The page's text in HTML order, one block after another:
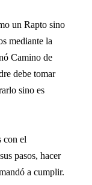
un Rapto sino
mediante la
Camino de
debe tomar
sino es
con el
pasos, hacer
a cumplir.